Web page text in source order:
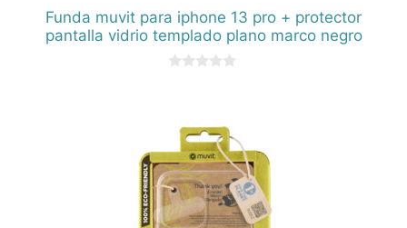
Funda muvit para iphone 13 pro + protector
pantalla vidrio templado plano marco negro